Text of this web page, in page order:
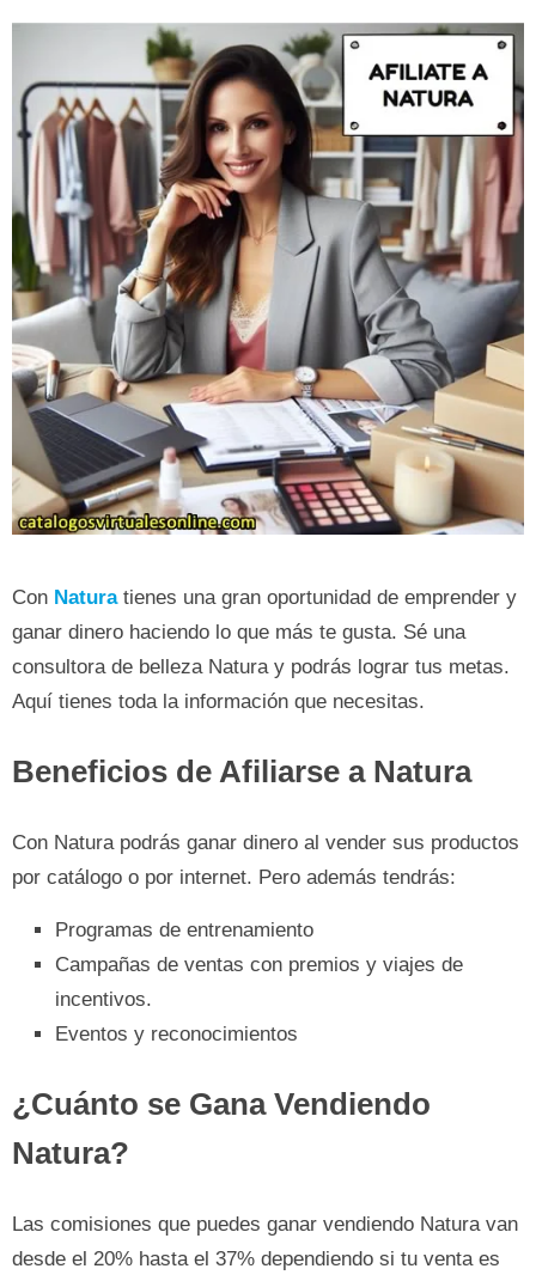
Con Naturatienes una gran oportunidad de emprender y
ganar dinero haciendo lo que más te gusta. Sé una
consultora de belleza Natura y podrás lograr tus metas.
Aquí tienes toda la información que necesitas.
Beneficios de Afiliarse a Natura
Con Natura podrás ganar dinero al vender sus productos
por catálogo o por internet. Pero además tendrás:
Programas de entrenamiento
Campañas de ventas con premios y viajes de
incentivos.
Eventos y reconocimientos
¿Cuánto se Gana Vendiendo
Natura?
Las comisiones que puedes ganar vendiendo Natura van
desde el 20% hasta el 37% dependiendo si tu venta es